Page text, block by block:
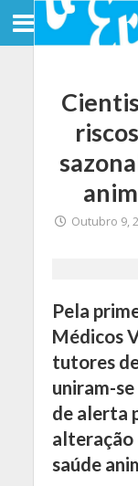
Outubro 9,
Pela
Médicos
tutores
uniram-
de alerta
alteração
saúde